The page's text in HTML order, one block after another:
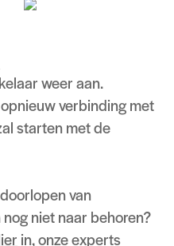
aan (naar ON)
weer aan.
verbinding met
starten met de
van
niet naar behoren?
in, onze experts